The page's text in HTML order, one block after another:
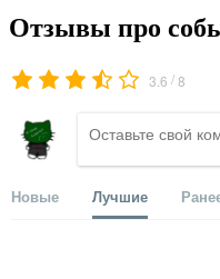
Отзывы про
3.6 /8
Новые Лучшие